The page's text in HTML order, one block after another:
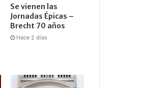
Se vienen las
Jornadas Épicas –
Brecht 70 años
Hace 2 días